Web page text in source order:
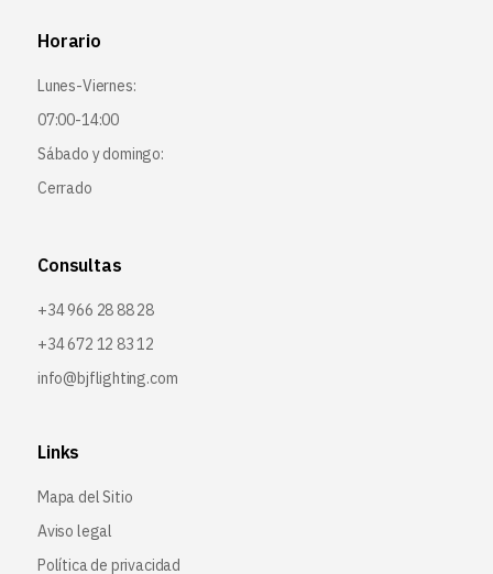
Horario
Lunes-Viernes:
07:00-14:00
Sábado y domingo:
Cerrado
Consultas
+34 966 28 88 28
+34 672 12 83 12
info@bjflighting.com
Links
Mapa del Sitio
Aviso legal
Política de privacidad